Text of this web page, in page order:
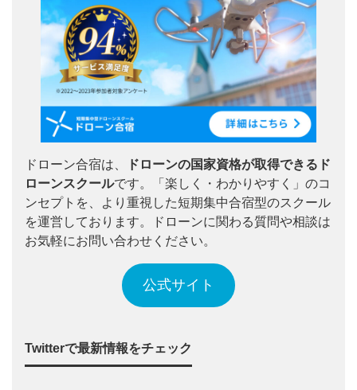
ドローン合宿は、
ドローンの国家資格が取得できるド
ローンスクールです。「楽しく・わかりやすく」のコ
ンセプトを、より重視した短期集中合宿型のスクール
を運営しております。ドローンに関わる質問や相談は
お気軽にお問い合わせください。
公式サイト
Twitterで最新情報をチェック